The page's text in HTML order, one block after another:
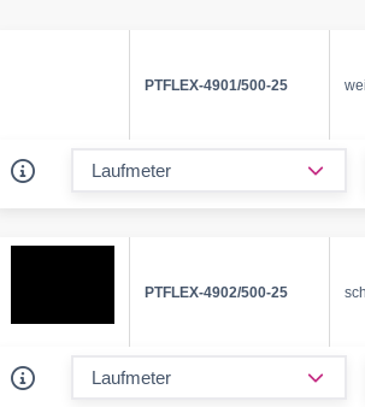
PTFLEX-4901/500-25
PTFLEX-4902/500-25